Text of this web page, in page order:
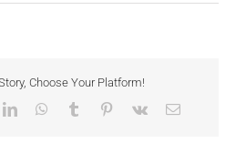
Choose Your Platform!
LinkedInWhatsApp
Tumblr Pinterest
Vk Email